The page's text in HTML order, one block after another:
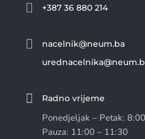
 +387 36 880 214

nacelnik@neum.ba
 Radno vrijeme
Ponedjeljak – Petak:
Pauza: 11:00 – 11:30